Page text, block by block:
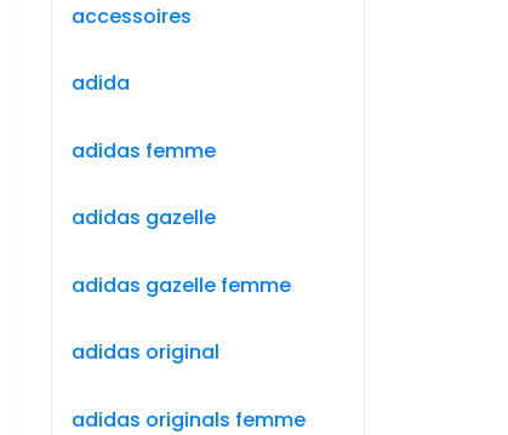
accessoires
adida
adidas femme
adidas gazelle
adidas gazelle femme
adidas original
adidas originals femme